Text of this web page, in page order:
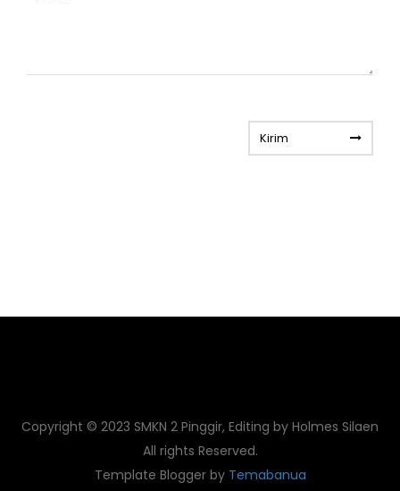
Kirim
Copyright © 2023 SMKN 2 Pinggir, Editing by Holmes Silaen
All rights Reserved.
Template Blogger by Temabanua